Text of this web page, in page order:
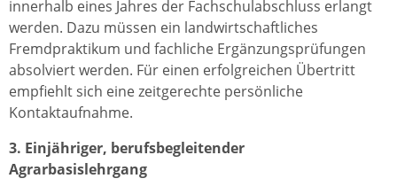
innerhalb eines Jahres der Fachschulabschluss erlangt
werden. Dazu müssen ein landwirtschaftliches
Fremdpraktikum und fachliche Ergänzungsprüfungen
absolviert werden. Für einen erfolgreichen Übertritt
empfiehlt sich eine zeitgerechte persönliche
Kontaktaufnahme.
3. Einjähriger, berufsbegleitender
Agrarbasislehrgang